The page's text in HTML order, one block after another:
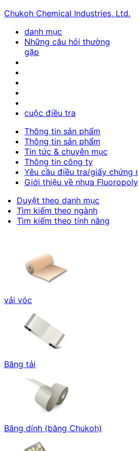
Chukoh Chemical Industries, Ltd.
danh mục
Những câu hỏi thường
gặp
cuộc điều tra
Thông tin sản phẩm
Thông tin sản phẩm
Tin tức & chuyên mục
Thông tin công ty
Yêu cầu điều tra/giấy chứng
Giới thiệu về nhựa
Duyệt theo danh mục
Tìm kiếm theo ngành
Tìm kiếm theo tính năng
vải vóc
Băng tải
Băng dính (băng Chukoh)